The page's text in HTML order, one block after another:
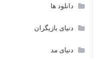
دانلود ها
دنیای بازیگران
دنیای مد